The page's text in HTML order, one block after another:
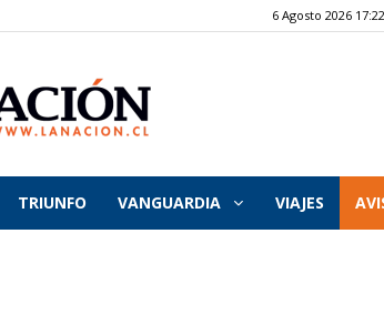
6 Agosto 2026 17:22
La
TRIUNFO VANGUARDIA VIAJES